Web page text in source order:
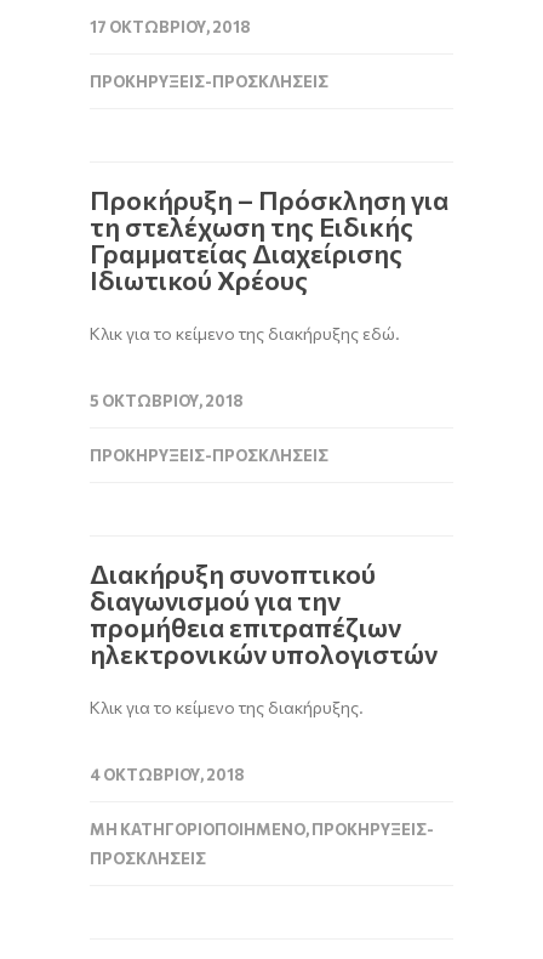
17 ΟΚΤΩΒΡΊΟΥ, 2018
ΠΡΟΚΗΡΎΞΕΙΣ-ΠΡΟΣΚΛΉΣΕΙΣ
Προκήρυξη – Πρόσκληση για
τη στελέχωση της Ειδικής
Γραμματείας Διαχείρισης
Ιδιωτικού Χρέους
Κλικ για το κείμενο της διακήρυξης εδώ.
5 ΟΚΤΩΒΡΊΟΥ, 2018
ΠΡΟΚΗΡΎΞΕΙΣ-ΠΡΟΣΚΛΉΣΕΙΣ
Διακήρυξη συνοπτικού
διαγωνισμού για την
προμήθεια επιτραπέζιων
ηλεκτρονικών υπολογιστών
Κλικ για το κείμενο της διακήρυξης.
4 ΟΚΤΩΒΡΊΟΥ, 2018
ΜΗ ΚΑΤΗΓΟΡΙΟΠΟΙΗΜΈΝΟ,ΠΡΟΚΗΡΎΞΕΙΣ-
ΠΡΟΣΚΛΉΣΕΙΣ